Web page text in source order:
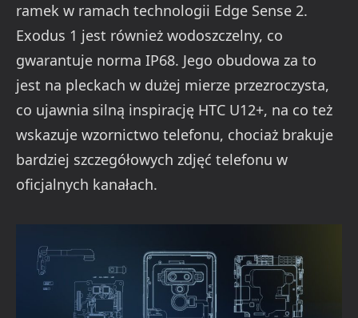
ramek w ramach technologii Edge Sense 2.
Exodus 1 jest również wodoszczelny, co
gwarantuje norma IP68. Jego obudowa za to
jest na pleckach w dużej mierze przezroczysta,
co ujawnia silną inspirację HTC U12+, na co też
wskazuje wzornictwo telefonu, chociaż brakuje
bardziej szczegółowych zdjęć telefonu w
oficjalnych kanałach.